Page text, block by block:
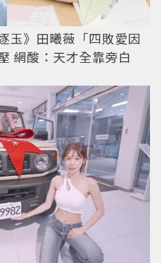
玉》田曦薇「四敗愛因
網酸：天才全靠旁白